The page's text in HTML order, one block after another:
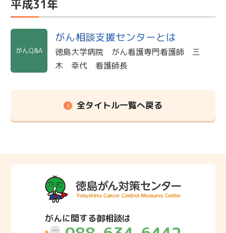
平成31年
がんQ&A
がん相談支援センターとは
徳島大学病院 がん看護専門看護師 三
木 幸代 看護師長
全タイトル一覧へ戻る
がんに関する御相談は